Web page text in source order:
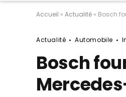
Accueil » Actualité » Bosch
Actualité Automobile
Bosch